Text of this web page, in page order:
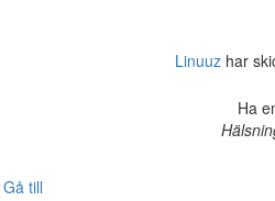
Linuuz har
Ha
Gå till